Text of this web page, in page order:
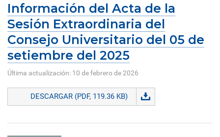
Información del Acta de la
Sesión Extraordinaria del
Consejo Universitario del 05 de
setiembre del 2025
Última actualización: 10 de febrero de 2026
DESCARGAR (PDF, 119.36 KB)